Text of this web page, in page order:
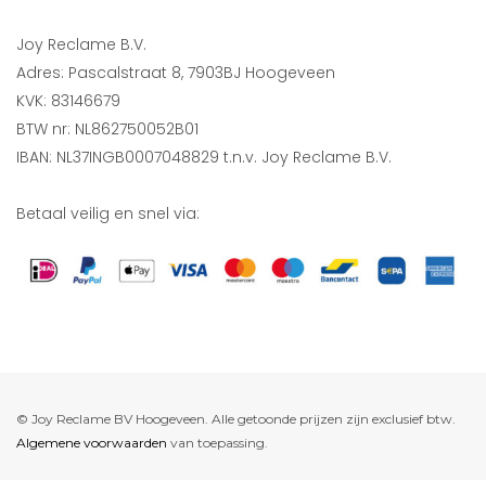
Joy Reclame B.V.
Adres: Pascalstraat 8, 7903BJ Hoogeveen
KVK: 83146679
BTW nr: NL862750052B01
IBAN: NL37INGB0007048829 t.n.v. Joy Reclame B.V.
Betaal veilig en snel via:
© Joy Reclame BV Hoogeveen. Alle getoonde prijzen zijn exclusief btw.
Algemene voorwaarden van toepassing.